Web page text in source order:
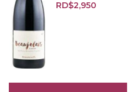
Categorías
RD$2,950